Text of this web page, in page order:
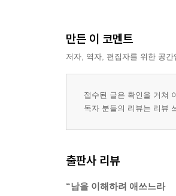
만든 이 코멘트
저자, 역자, 편집자를 위한 공
접수된 글은 확인을 거쳐
독자 분들의 리뷰는 리뷰
출판사 리뷰
“남을 이해하려 애쓰느라